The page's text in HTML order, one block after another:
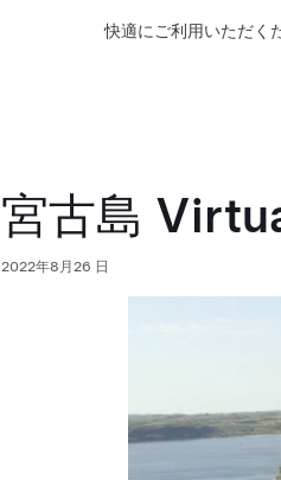
快適にご利用いただく
宮古島
2022年8月26 日